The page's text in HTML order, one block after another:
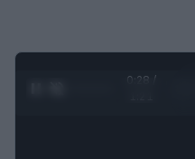
0:29 /